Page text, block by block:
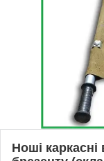
Ноші каркасні